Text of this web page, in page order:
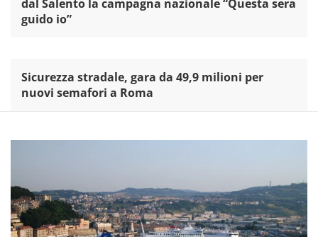
dal Salento la campagna nazionale “Questa sera
guido io”
Sicurezza stradale, gara da 49,9 milioni per
nuovi semafori a Roma